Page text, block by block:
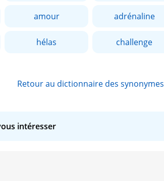
amour adrénaline
hélas challenge
Retour au dictionnaire des synonymes
intéresser